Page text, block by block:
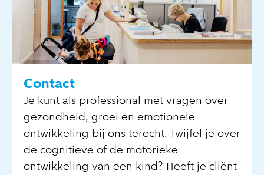
Contact
Je kunt als professional met vragen over
gezondheid, groei en emotionele
ontwikkeling bij ons terecht. Twijfel je over
de cognitieve of de motorieke
ontwikkeling van een kind? Heeft je cliënt